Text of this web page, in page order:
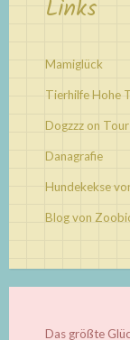
Links
Mamiglück
Tierhilfe Hohe
Dogzzz on Tour
Danagrafie
Hundekekse
Blog von
Das größte